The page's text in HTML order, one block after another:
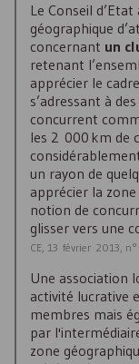
Le Conseil
géographique
concernant un
retenant
apprécier le
s’adressant à
concurrent
les 2 000 km de
un rayon de
apprécier la
notion de
glisser vers une
CE, 13 février 2013,
Une association
activité lucrative
membres mais
par
zone